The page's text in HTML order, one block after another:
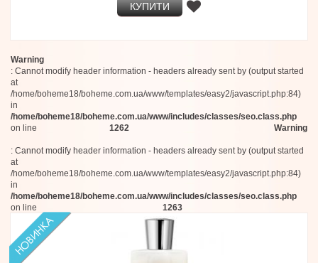
КУПИТИ
Warning
: Cannot modify header information - headers already sent by (output started
at
/home/boheme18/boheme.com.ua/www/templates/easy2/javascript.php:84)
in
/home/boheme18/boheme.com.ua/www/includes/classes/seo.class.php
on line
1262 Warning
: Cannot modify header information - headers already sent by (output started
at
/home/boheme18/boheme.com.ua/www/templates/easy2/javascript.php:84)
in
/home/boheme18/boheme.com.ua/www/includes/classes/seo.class.php
on line
1263